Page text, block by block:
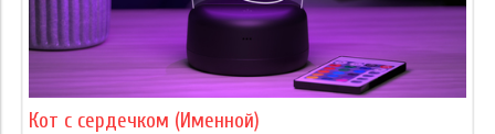
Кот с сердечком (Именной)